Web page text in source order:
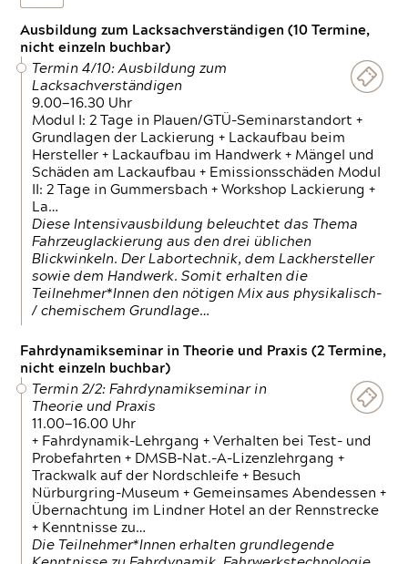
Ausbildung zum Lacksachverständigen (10 Termine,
nicht einzeln buchbar)
Termin 4/10: Ausbildung zum
Lacksachverständigen
9.00—16.30 Uhr
Modul I: 2 Tage in Plauen/GTÜ-Seminarstandort +
Grundlagen der Lackierung + Lackaufbau beim
Hersteller + Lackaufbau im Handwerk + Mängel und
Schäden am Lackaufbau + Emissionsschäden Modul
II: 2 Tage in Gummersbach + Workshop Lackierung +
La…
Diese Intensivausbildung beleuchtet das Thema
Fahrzeuglackierung aus den drei üblichen
Blickwinkeln. Der Labortechnik, dem Lackhersteller
sowie dem Handwerk. Somit erhalten die
Teilnehmer*Innen den nötigen Mix aus physikalisch-
/ chemischem Grundlage…
Fahrdynamikseminar in Theorie und Praxis (2 Termine,
nicht einzeln buchbar)
Termin 2/2: Fahrdynamikseminar in
Theorie und Praxis
11.00—16.00 Uhr
+ Fahrdynamik-Lehrgang + Verhalten bei Test- und
Probefahrten + DMSB-Nat.-A-Lizenzlehrgang +
Trackwalk auf der Nordschleife + Besuch
Nürburgring-Museum + Gemeinsames Abendessen +
Übernachtung im Lindner Hotel an der Rennstrecke
+ Kenntnisse zu…
Die Teilnehmer*Innen erhalten grundlegende